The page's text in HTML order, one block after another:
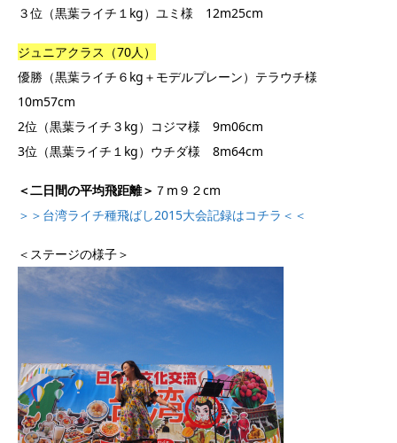
３位（黒葉ライチ１kg）ユミ様 12m25cm
ジュニアクラス（70人）
優勝（黒葉ライチ６kg＋モデルプレーン）テラウチ様
10m57cm
2位（黒葉ライチ３kg）コジマ様 9m06cm
3位（黒葉ライチ１kg）ウチダ様 8m64cm
＜二日間の平均飛距離＞ ７m９２cm
＞＞台湾ライチ種飛ばし2015大会記録はコチラ＜＜
＜ステージの様子＞